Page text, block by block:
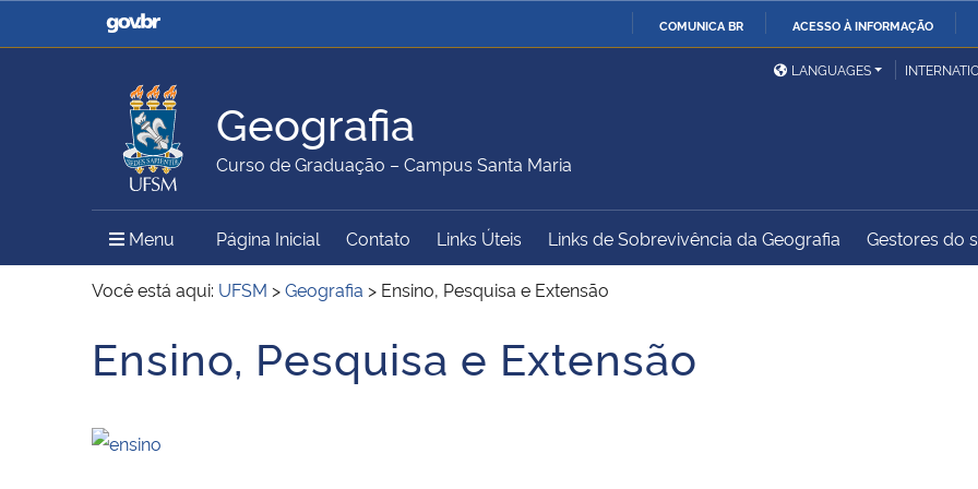
COMUNICA BR ACESSO À INFORMAÇÃO
Casa Civil
Ministério da Justiça e
Ministério da Defesa
Ministério das Relações
Exteriores
Ministério da Agricultura,
Pecuária e Abastecimento
Ministério da Educação
Ministério do Meio Ambiente Ministério do Turismo
Ministério do
Desenvolvimento Regional
Controladoria-Geral da
Secretaria de Governo
Gabinete de Segurança
Advocacia-Geral da União
LANGUAGES
Geografia
Curso de Graduação – Campus Santa Maria
Menu Menu Principal do Sítio
Página Inicial Contato Links Úteis Links de Sobrevivência da Geografia Gestores do
Você está aqui: UFSM >Geografia > Ensino, Pesquisa e Extensão
Início do conteúdo
Ensino, Pesquisa e Extensão